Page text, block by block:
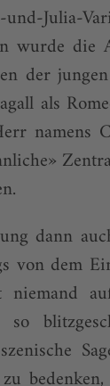
Julia-
wurde
der
als
namens
dann
von dem